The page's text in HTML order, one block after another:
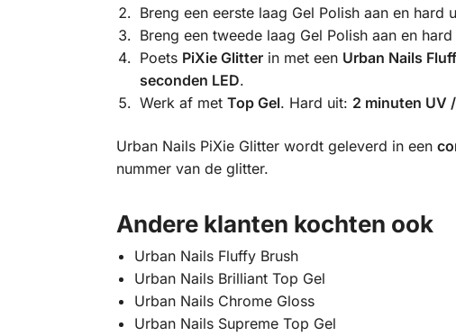
Breng een eerste laag Gel Polish aan en hard
Breng een tweede laag Gel Polish aan en
Poets PiXie Glitterin met een Urban Nails
seconden LED.
Werk af met Top Gel. Hard uit: 2 minuten UV
Urban Nails PiXie Glitter wordt geleverd in een
nummer van de glitter.
Andere klanten kochten ook
Urban Nails Fluffy Brush
Urban Nails Brilliant Top Gel
Urban Nails Chrome Gloss
Urban Nails Supreme Top Gel